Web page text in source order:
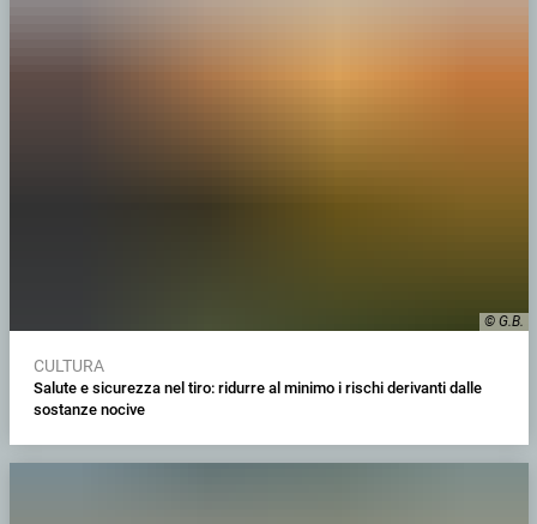
© G.B.
CULTURA
Salute e sicurezza nel tiro: ridurre al minimo i rischi derivanti dalle
sostanze nocive